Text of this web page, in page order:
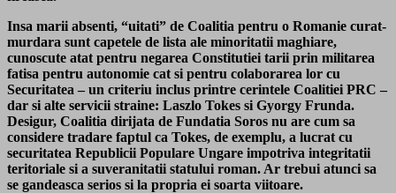
Insa marii absenti, “uitati” de Coalitia pentru o Romanie curat-
murdara sunt capetele de lista ale minoritatii maghiare,
cunoscute atat pentru negarea Constitutiei tarii prin militarea
fatisa pentru autonomie cat si pentru colaborarea lor cu
Securitatea – un criteriu inclus printre cerintele Coalitiei PRC –
dar si alte servicii straine: Laszlo Tokes si Gyorgy Frunda.
Desigur, Coalitia dirijata de Fundatia Soros nu are cum sa
considere tradare faptul ca Tokes, de exemplu, a lucrat cu
securitatea Republicii Populare Ungare impotriva integritatii
teritoriale si a suveranitatii statului roman. Ar trebui atunci sa
se gandeasca serios si la propria ei soarta viitoare.